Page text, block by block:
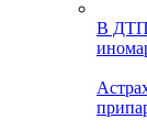
В ДТП